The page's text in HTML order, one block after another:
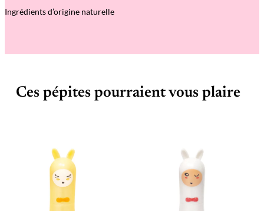
Ingrédients d’origine naturelle
Ces pépites pourraient vous plaire